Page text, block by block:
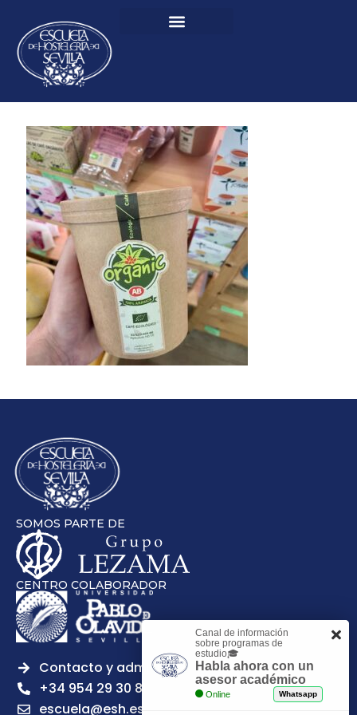
SOMOS PARTE DE
CENTRO COLABORADOR
Contacto y admisiones
+34 954 29 30 81
escuela@esh.es
Canal de información
sobre programas de
estudio🎓
Habla ahora con un
asesor académico
Online Whatsapp